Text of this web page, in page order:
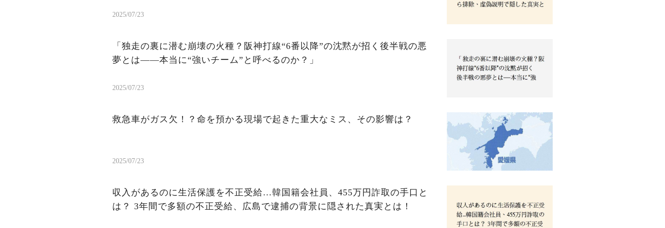
2025/07/23
「独走の裏に潜む崩壊の火種？阪神打線“6番以降”の沈黙が招く後半戦の悪
夢とは——本当に“強いチーム”と呼べるのか？」
2025/07/23
救急車がガス欠！？命を預かる現場で起きた重大なミス、その影響は？
2025/07/23
収入があるのに生活保護を不正受給…韓国籍会社員、455万円詐取の手口と
は？ 3年間で多額の不正受給、広島で逮捕の背景に隠された真実とは！